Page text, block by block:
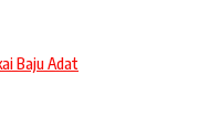
Baju Adat